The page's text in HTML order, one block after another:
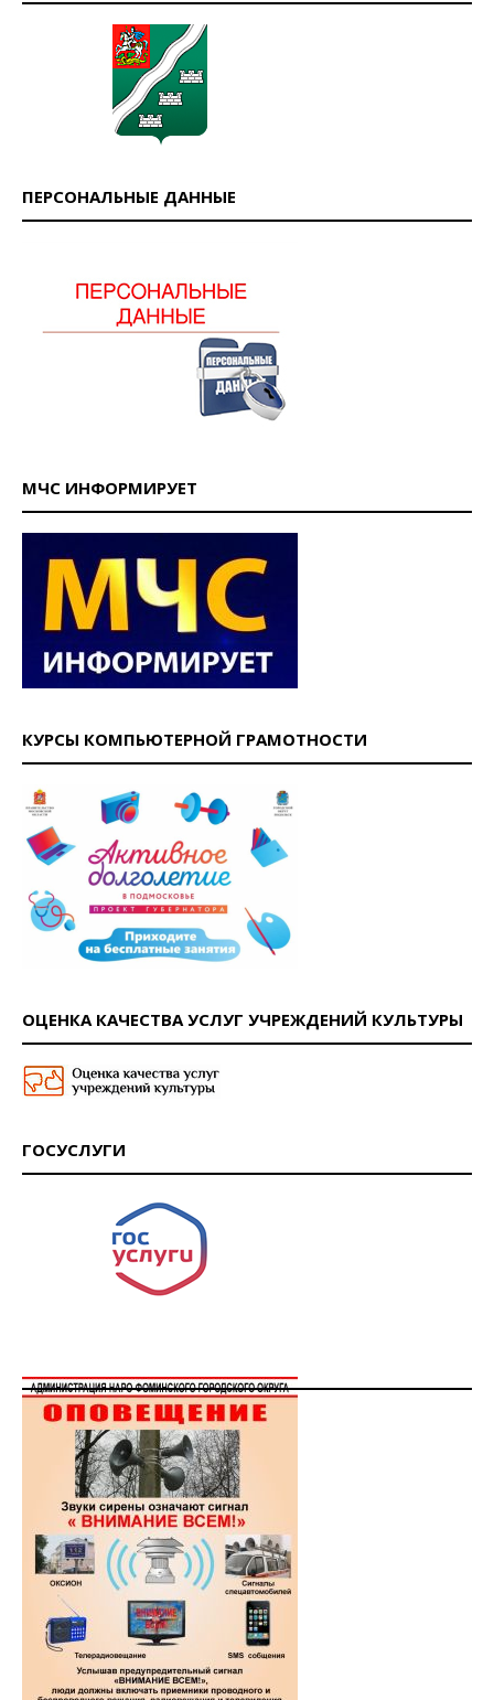
ПЕРСОНАЛЬНЫЕ ДАННЫЕ
МЧС ИНФОРМИРУЕТ
КУРСЫ КОМПЬЮТЕРНОЙ ГРАМОТНОСТИ
ОЦЕНКА КАЧЕСТВА УСЛУГ УЧРЕЖДЕНИЙ КУЛЬТУРЫ
ГОСУСЛУГИ